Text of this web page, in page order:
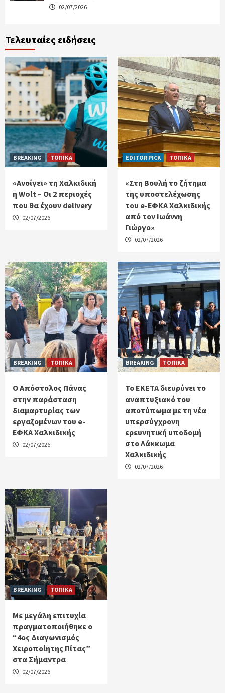
02/07/2026
Τελευταίες ειδήσεις
BREAKING ΤΟΠΙΚΑ
«Ανοίγει» τη Χαλκιδική
η Wolt – Οι 2 περιοχές
που θα έχουν delivery
02/07/2026
EDITOR PICK ΤΟΠΙΚΑ
«Στη Βουλή το ζήτημα
της υποστελέχωσης
του e-ΕΦΚΑ Χαλκιδικής
από τον Ιωάννη
Γιώργο»
02/07/2026
BREAKING ΤΟΠΙΚΑ
Ο Απόστολος Πάνας
στην παράσταση
διαμαρτυρίας των
εργαζομένων του e-
ΕΦΚΑ Χαλκιδικής
02/07/2026
BREAKING ΤΟΠΙΚΑ
Το ΕΚΕΤΑ διευρύνει το
αναπτυξιακό του
αποτύπωμα με τη νέα
υπερσύγχρονη
ερευνητική υποδομή
στο Λάκκωμα
Χαλκιδικής
02/07/2026
BREAKING ΤΟΠΙΚΑ
Με μεγάλη επιτυχία
πραγματοποιήθηκε ο
“4ος Διαγωνισμός
Χειροποίητης Πίτας”
στα Σήμαντρα
02/07/2026